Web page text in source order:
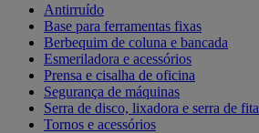
Antirruído
Base para ferramentas fixas
Berbequim de coluna e bancada
Esmeriladora e acessórios
Prensa e cisalha de oficina
Segurança de máquinas
Serra de disco, lixadora e serra de fita
Tornos e acessórios